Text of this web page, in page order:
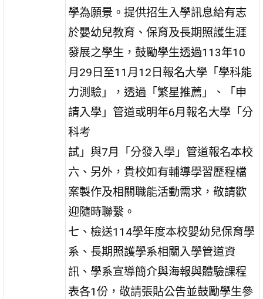
學為願景。提供招生入學訊息給有志
於嬰幼兒教育、保育及長期照護生涯
發展之學生，鼓勵學生透過113年10
月29日至11月12日報名大學「學科能
力測驗」，透過「繁星推薦」、「申
請入學」管道或明年6月報名大學「分
科考
試」與7月「分發入學」管道報名本校
六、另外，貴校如有輔導學習歷程檔
案製作及相關職能活動需求，敬請歡
迎隨時聯繫。
七、檢送114學年度本校嬰幼兒保育學
系、長期照護學系相關入學管道資
訊、學系宣導簡介與海報與體驗課程
表各1份，敬請張貼公告並鼓勵學生參